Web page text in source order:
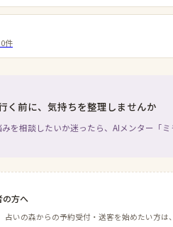
0件
く前に、気持ちを整理しませんか
みを相談したいか迷ったら、AIメンター「ミ
の方へ
占いの森からの予約受付・送客を始めたい方は